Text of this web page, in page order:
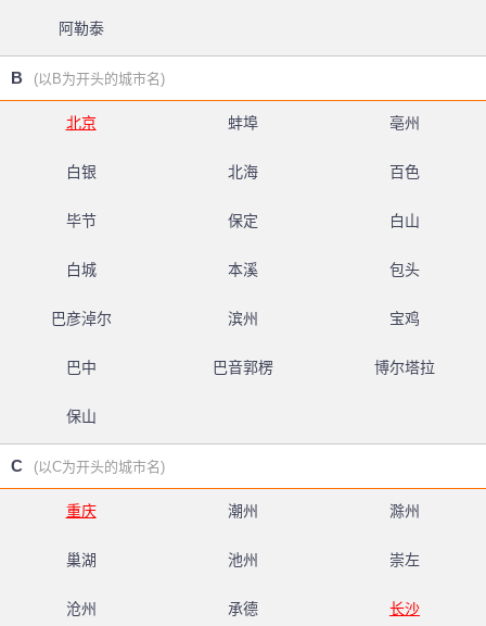
阿勒泰
B (以B为开头的城市名)
北京 蚌埠 亳州
白银 北海 百色
毕节 保定 白山
白城 本溪 包头
巴彦淖尔 滨州 宝鸡
巴中 巴音郭楞 博尔塔拉
保山
C (以C为开头的城市名)
重庆 潮州 滁州
巢湖 池州 崇左
沧州 承德 长沙